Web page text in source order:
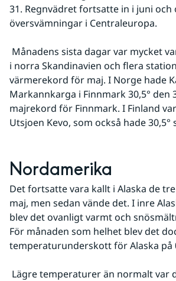
31. Regnvädret fortsatte in i juni och
översvämningar i Centraleuropa.
i norra Skandinavien och flera
värmerekord för maj. I Norge hade
Markannkarga i Finnmark 30,5° den
majrekord för Finnmark. I Finland
Utsjoen Kevo, som också hade 30,5°
Nordamerika
Det fortsatte vara kallt i Alaska de
maj, men sedan vände det. I inre
blev det ovanligt varmt och
För månaden som helhet blev det
temperaturunderskott för Alaska på